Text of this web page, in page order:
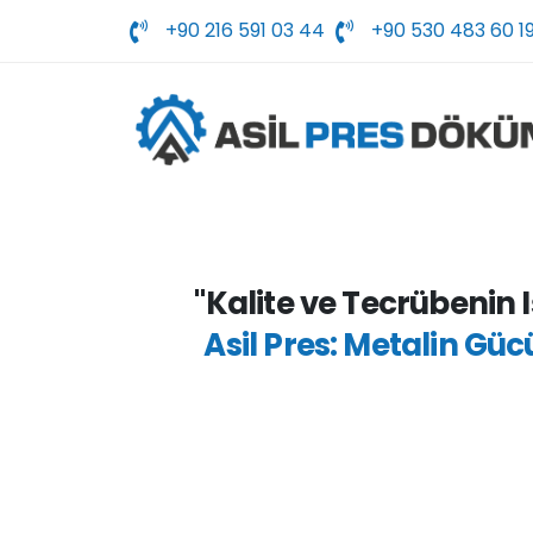
+90 216 591 03 44 ‪+90 530 483 60
"Kalite ve Tecrübenin
Asil Pres: Metalin